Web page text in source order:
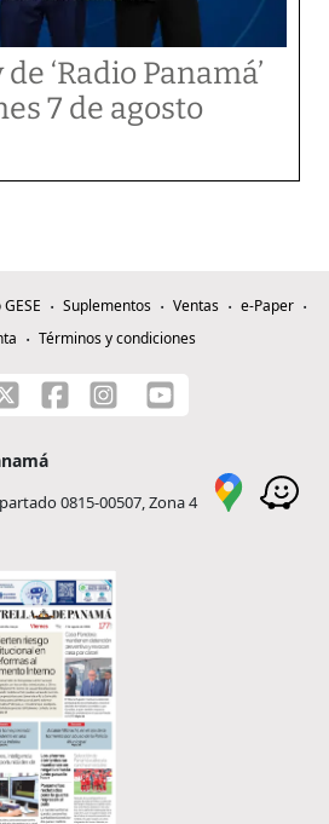
‘Radio Panamá’
7 de agosto
Suplementos Ventas
e-Paper
Términos y condiciones
0815-00507, Zona 4